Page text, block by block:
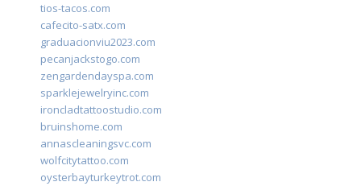
tios-tacos.com
cafecito-satx.com
graduacionviu2023.com
pecanjackstogo.com
zengardendayspa.com
sparklejewelryinc.com
ironcladtattoostudio.com
bruinshome.com
annascleaningsvc.com
wolfcitytattoo.com
oysterbayturkeytrot.com